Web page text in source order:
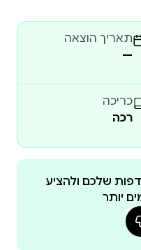
וְאַבִּירִים, וְיַכִּירוּ
תאריך הוצאה
—
כריכה
רכה
שלכם ולהציע
יותר